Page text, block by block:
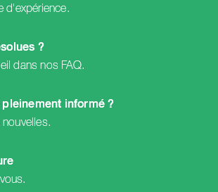
d'expérience.
?
dans nos FAQ.
informé ?
nouvelles.
.